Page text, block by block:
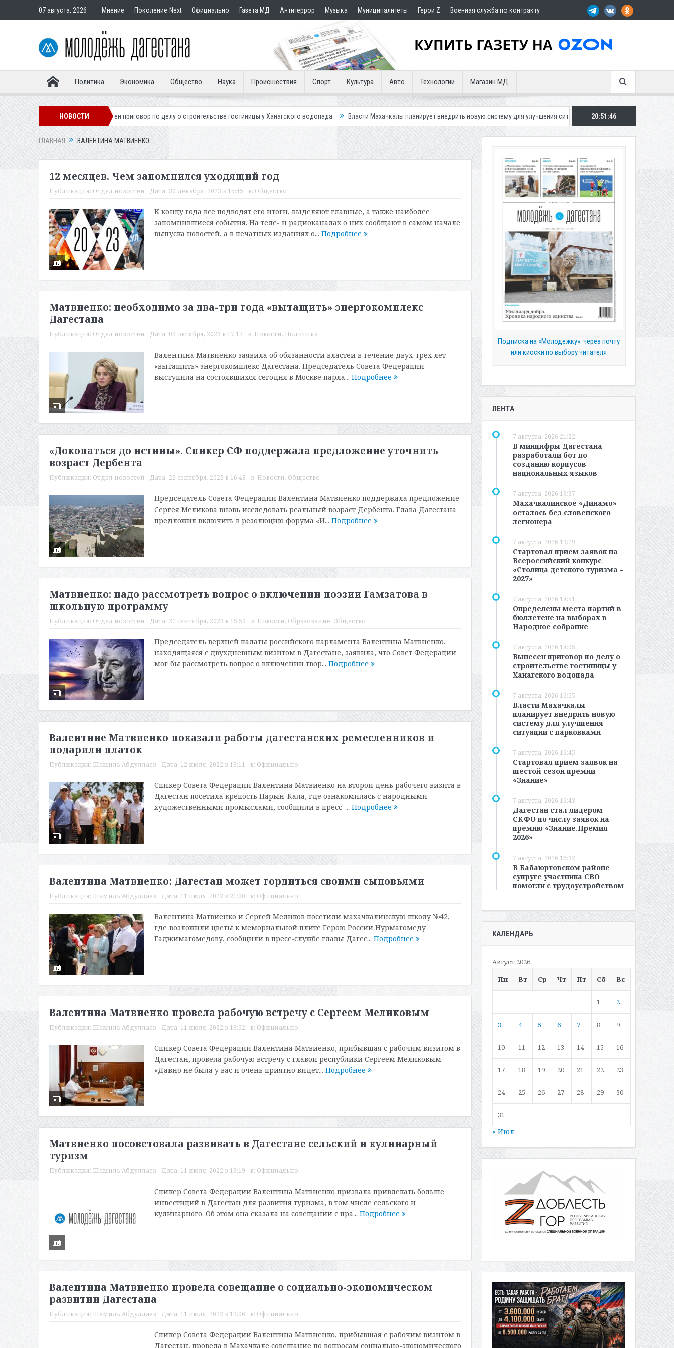
07 августа, 2026 Мнение Поколение Next Официально Газета МД Антитеррор Музыка Муниципалитеты Герои Z Военная служба по контракту
Политика Экономика Общество Наука Происшествия Спорт Культура Авто Технологии Магазин МД
НОВОСТИ
легионера Вынесен приговор по делу о строительстве гостиницы у Ханагского водопада Власти Махачкалы планирует внедрить новую систему для улучшения ситуации с парковками Махачкалинское
20:51:47
ГЛАВНАЯ ВАЛЕНТИНА МАТВИЕНКО
12 месяцев. Чем запомнился уходящий год
Публикация: Отдел новостей Дата: 30 декабря, 2023 в 15:45 в: Общество
К концу года все подводят его итоги, выделяют главные, а также наиболее
запомнившиеся события. На теле- и радиоканалах о них сообщают в самом начале
выпуска новостей, а в печатных изданиях о... Подробнее
Матвиенко: необходимо за два-три года «вытащить» энергокомплекс
Дагестана
Публикация: Отдел новостей Дата: 03 октября, 2023 в 17:17 в: Новости, Политика
Валентина Матвиенко заявила об обязанности властей в течение двух-трех лет
«вытащить» энергокомплекс Дагестана. Председатель Совета Федерации
выступила на состоявшихся сегодня в Москве парла... Подробнее
«Докопаться до истины». Спикер СФ поддержала предложение уточнить
возраст Дербента
Публикация: Отдел новостей Дата: 22 сентября, 2023 в 16:48 в: Новости, Общество
Председатель Совета Федерации Валентина Матвиенко поддержала предложение
Сергея Меликова вновь исследовать реальный возраст Дербента. Глава Дагестана
предложил включить в резолюцию форума «И... Подробнее
Матвиенко: надо рассмотреть вопрос о включении поэзии Гамзатова в
школьную программу
Публикация: Отдел новостей Дата: 22 сентября, 2023 в 15:59 в: Новости, Образование, Общество
Председатель верхней палаты российского парламента Валентина Матвиенко,
находящаяся с двухдневным визитом в Дагестане, заявила, что Совет Федерации
мог бы рассмотреть вопрос о включении твор... Подробнее
Валентине Матвиенко показали работы дагестанских ремесленников и
подарили платок
Публикация: Шамиль Абдуллаев Дата: 12 июля, 2022 в 19:11 в: Официально
Спикер Совета Федерации Валентина Матвиенко на второй день рабочего визита в
Дагестан посетила крепость Нарын-Кала, где ознакомилась с народными
художественными промыслами, сообщили в пресс-... Подробнее
Валентина Матвиенко: Дагестан может гордиться своими сыновьями
Публикация: Шамиль Абдуллаев Дата: 11 июля, 2022 в 21:00 в: Официально
Валентина Матвиенко и Сергей Меликов посетили махачкалинскую школу №42,
где возложили цветы к мемориальной плите Герою России Нурмагомеду
Гаджимагомедову, сообщили в пресс-службе главы Дагес... Подробнее
Валентина Матвиенко провела рабочую встречу с Сергеем Меликовым
Публикация: Шамиль Абдуллаев Дата: 11 июля, 2022 в 19:52 в: Официально
Спикер Совета Федерации Валентина Матвиенко, прибывшая с рабочим визитом в
Дагестан, провела рабочую встречу с главой республики Сергеем Меликовым.
«Давно не была у вас и очень приятно видет... Подробнее
Матвиенко посоветовала развивать в Дагестане сельский и кулинарный
туризм
Публикация: Шамиль Абдуллаев Дата: 11 июля, 2022 в 19:19 в: Официально
Спикер Совета Федерации Валентина Матвиенко призвала привлекать больше
инвестиций в Дагестан для развития туризма, в том числе сельского и
кулинарного. Об этом она сказала на совещании с пра... Подробнее
Валентина Матвиенко провела совещание о социально-экономическом
развитии Дагестана
Публикация: Шамиль Абдуллаев Дата: 11 июля, 2022 в 19:06 в: Официально
Спикер Совета Федерации Валентина Матвиенко, прибывшая с рабочим визитом в
Дагестан, провела в Махачкале совещание по вопросам социально-экономического
Подписка на «Молодежку»: через почту
или киоски по выбору читателя
ЛЕНТА
7 августа, 2026 21:22
В минцифры Дагестана
разработали бот по
созданию корпусов
национальных языков
7 августа, 2026 19:37
Махачкалинское «Динамо»
осталось без словенского
легионера
7 августа, 2026 19:29
Стартовал прием заявок на
Всероссийский конкурс
«Столица детского туризма –
2027»
7 августа, 2026 18:51
Определены места партий в
бюллетене на выборах в
Народное собрание
7 августа, 2026 18:05
Вынесен приговор по делу о
строительстве гостиницы у
Ханагского водопада
7 августа, 2026 16:55
Власти Махачкалы
планирует внедрить новую
систему для улучшения
ситуации с парковками
7 августа, 2026 16:45
Стартовал прием заявок на
шестой сезон премии
«Знание»
7 августа, 2026 16:43
Дагестан стал лидером
СКФО по числу заявок на
премию «Знание.Премия –
2026»
7 августа, 2026 16:32
В Бабаюртовском районе
супруге участника СВО
помогли с трудоустройством
КАЛЕНДАРЬ
Август 2026
Пн
Вт Ср Чт Пт Сб Вс
1 2
3 4 5 6 7 8 9
10 11 12 13 14 15 16
17 18 19 20 21 22 23
24 25 26 27 28 29 30
31
« Июл